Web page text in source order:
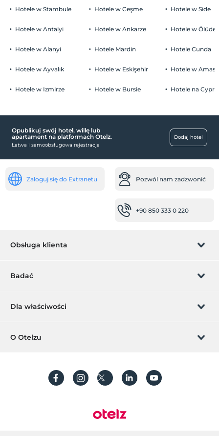
Hotele w Stambule
Hotele w Antalyi
Hotele w Alanyi
Hotele w Ayvalık
Hotele w Izmirze
Hotele w Ceşme
Hotele w Ankarze
Hotele Mardin
Hotele w Eskişehir
Hotele w Bursie
Hotele w Side
Hotele w
Hotele Cunda
Hotele w
Hotele na
Opublikuj swój hotel, willę lub
apartament na platformach Otelz.
Łatwa i samoobsługowa rejestracja
Dodaj hotel
Zaloguj się do Extranetu Pozwól nam zadzwonić
+90 850 333 0 220
Obsługa klienta
Zarządzanie rezerwacją
Często Zadawane Pytania
Badać
Karta podarunkowa
Utwórz konto
Dla właściwości
Dodaj swój hotel
O Otelzu